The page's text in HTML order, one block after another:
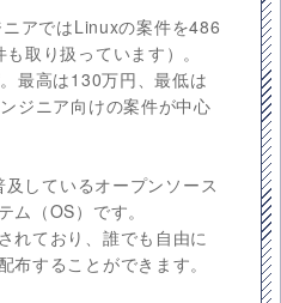
アではLinuxの案件を486
取り扱っています）。
最高は130万円、最低は
ジニア向けの案件が中心
しているオープンソース
ム（OS）です。
れており、誰でも自由に
布することができます。